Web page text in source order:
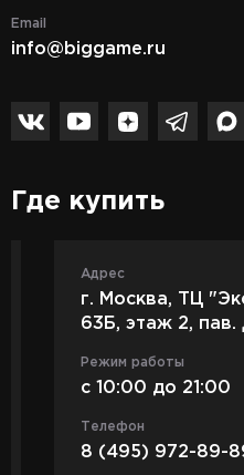
Email
info@biggame.ru
Где купить
Адрес
г. Москва, ТЦ
63Б, этаж 2, пав. Д17
Режим работы
c 10:00 до 21:00
Телефон
8 (495) 972-89-89